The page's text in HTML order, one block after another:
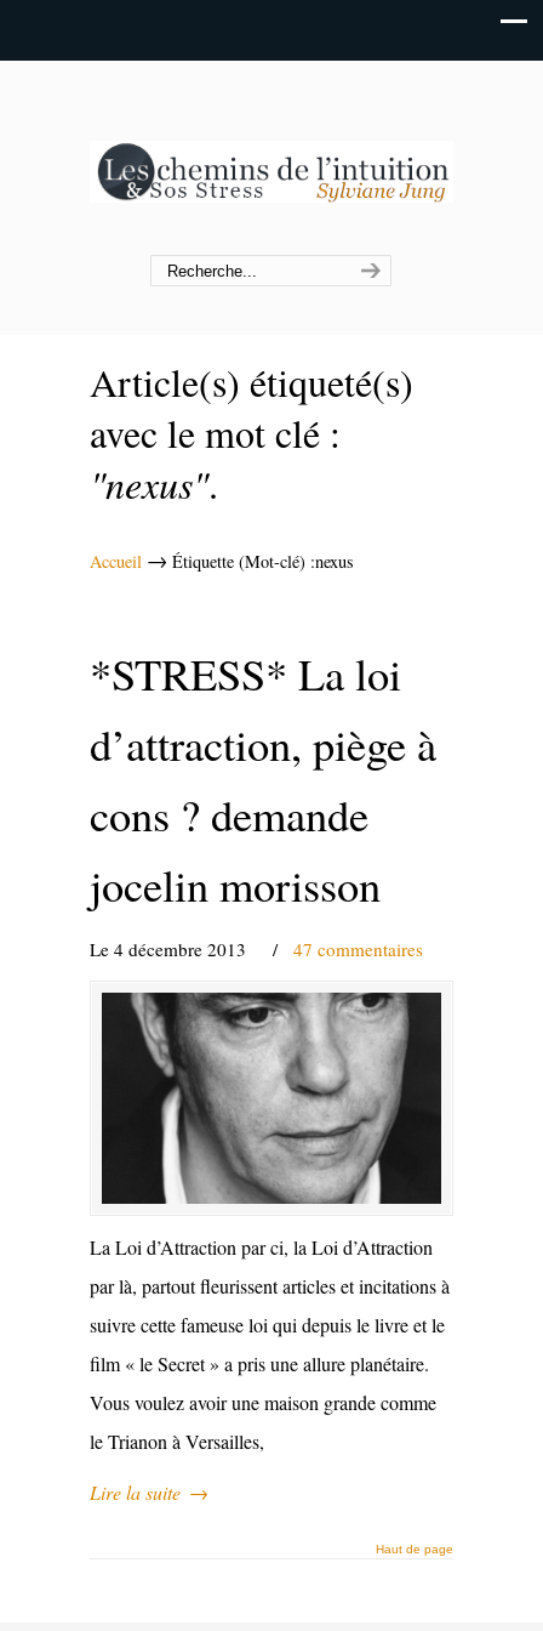
Article(s) étiqueté(s)
avec le mot clé :
"nexus".
Accueil → Étiquette (Mot-clé) :nexus
*STRESS* La loi
d’attraction, piège à
cons ? demande
jocelin morisson
Le 4 décembre 2013 / 47 commentaires
La Loi d’Attraction par ci, la Loi d’Attraction
par là, partout fleurissent articles et incitations à
suivre cette fameuse loi qui depuis le livre et le
film « le Secret » a pris une allure planétaire.
Vous voulez avoir une maison grande comme
le Trianon à Versailles,
Lire la suite →
Haut de page